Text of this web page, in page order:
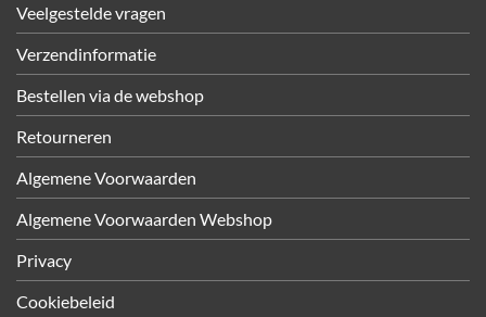
Veelgestelde vragen
Verzendinformatie
Bestellen via de webshop
Retourneren
Algemene Voorwaarden
Algemene Voorwaarden Webshop
Privacy
Cookiebeleid